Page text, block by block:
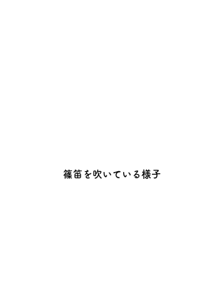
篠笛を吹いている様子